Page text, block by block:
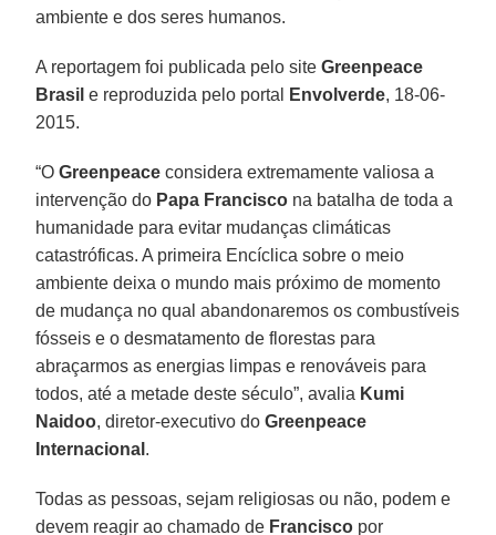
ambiente e dos seres humanos.
A reportagem foi publicada pelo siteGreenpeace
Brasil e reproduzida pelo portal Envolverde, 18-06-
2015.
“OGreenpeace considera extremamente valiosa a
intervenção do Papa Francisco na batalha de toda a
humanidade para evitar mudanças climáticas
catastróficas. A primeira Encíclica sobre o meio
ambiente deixa o mundo mais próximo de momento
de mudança no qual abandonaremos os combustíveis
fósseis e o desmatamento de florestas para
abraçarmos as energias limpas e renováveis para
todos, até a metade deste século”, avalia Kumi
Naidoo, diretor-executivo doGreenpeace
Internacional .
Todas as pessoas, sejam religiosas ou não, podem e
devem reagir ao chamado de Francisco por